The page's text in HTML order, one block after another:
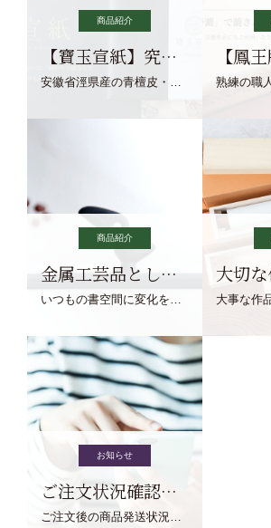
商品紹介
【寶玉宣紙】究極の純粋な宣紙を目指す寶玉宣紙
安徽省涇県産の青檀皮・砂田稲藁・清らかな渓流水、熟練手漉き職人の卓越した手漉技術による最高級の純宣紙です。
商品紹介
金属工芸品としての文鎮
いつもの書空間に変化を与えてくれる、見ているだけで愉しくなる金属工芸品の文鎮をご紹介します。
お知らせ
ご注文状況確認について
ご注文後の商品発送状況については、こちらからご確認くださいませ。